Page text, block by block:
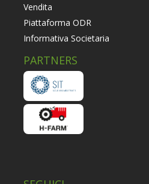
Vendita
Piattaforma ODR
Informativa Societaria
PARTNERS